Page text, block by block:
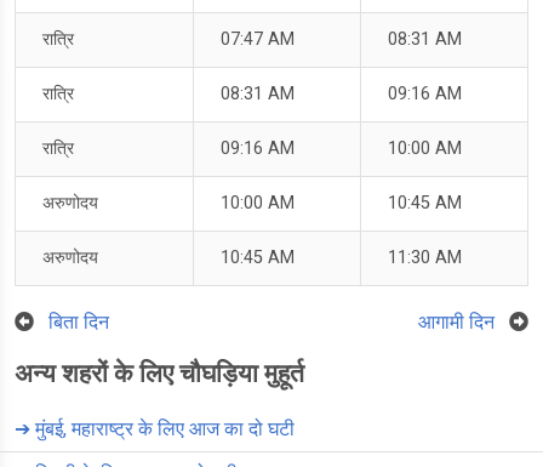
रात्रि 07:47 AM 08:31 AM
रात्रि 08:31 AM 09:16 AM
रात्रि 09:16 AM 10:00 AM
अरुणोदय 10:00 AM 10:45 AM
अरुणोदय 10:45 AM 11:30 AM
बिता दिन आगामी दिन
अन्य शहरों के लिए चौघड़िया मुहूर्त
➔मुंबई, महाराष्ट्र के लिए आज का दो घटी